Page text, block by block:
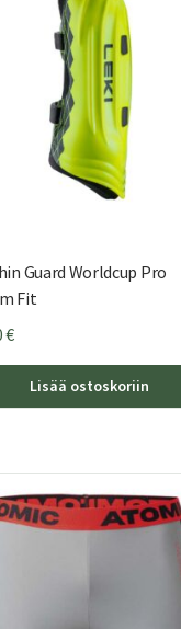
Guard Worldcup Pro
Fit
€
Lisää ostoskoriin